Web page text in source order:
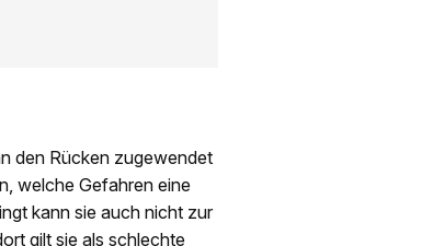
den Rücken zugewendet
welche Gefahren eine
kann sie auch nicht zur
gilt sie als schlechte